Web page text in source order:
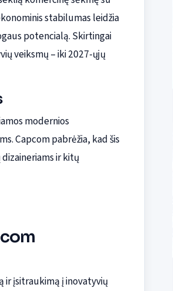
stabilumas leidžia
potencialą. Skirtingai
veiksmų – iki 2027-ųjų
modernios
Capcom pabrėžia, kad šis
ir kitų
ir įsitraukimą į inovatyvių